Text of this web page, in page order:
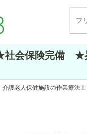
★社会保険完
介護老人保健施設の作業